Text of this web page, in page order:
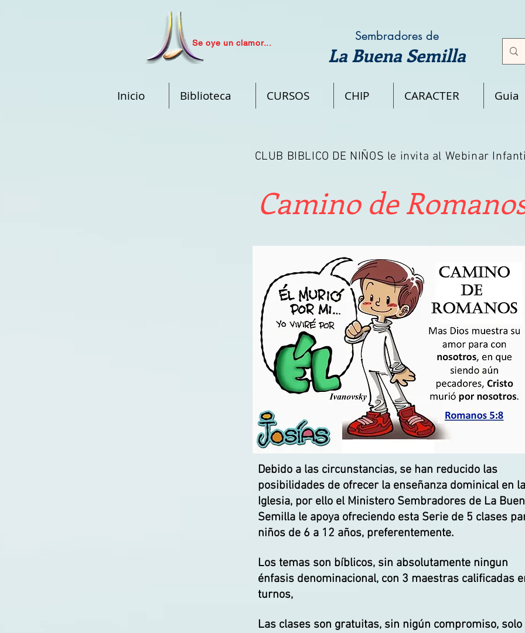
Sembradores de
La Buena Semilla
Se oye un clamor...
Inicio Biblioteca CURSOS CHIP CARACTER Guia
CLUB BIBLICO DE NIÑOS le invita al Webinar
Camino de
Debido a las circunstancias, se han reducido las
posibilidades de ofrecer la enseñanza dominical en la
Iglesia, por ello el Ministero Sembradores de La
Semilla le apoya ofreciendo esta Serie de 5 clases
niños de 6 a 12 años, preferentemente.
Los temas son bíblicos, sin absolutamente ningun
énfasis denominacional, con 3 maestras calificadas
turnos,
Las clases son gratuitas, sin nigún compromiso, solo